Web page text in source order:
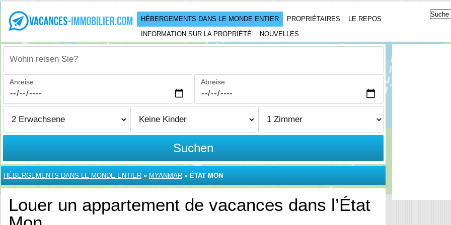
HÉBERGEMENTS DANS LE MONDE ENTIER PROPRIÉTAIRES
LE REPOS
INFORMATION SUR LA PROPRIÉTÉ
NOUVELLES
Wohin reisen Sie?
Anreise Abreise
Suchen
HÉBERGEMENTS DANS LE MONDE ENTIER » MYANMAR » ÉTAT MON
Louer un appartement de vacances dans l’État